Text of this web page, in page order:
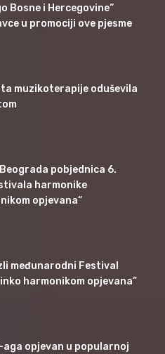
Bosne i Hercegovine“
u promociji ove pjesme
muzikoterapije oduševila
pobjednica 6.
harmonike
opjevana“
međunarodni Festival
harmonikom opjevana”
opjevan u popularnoj